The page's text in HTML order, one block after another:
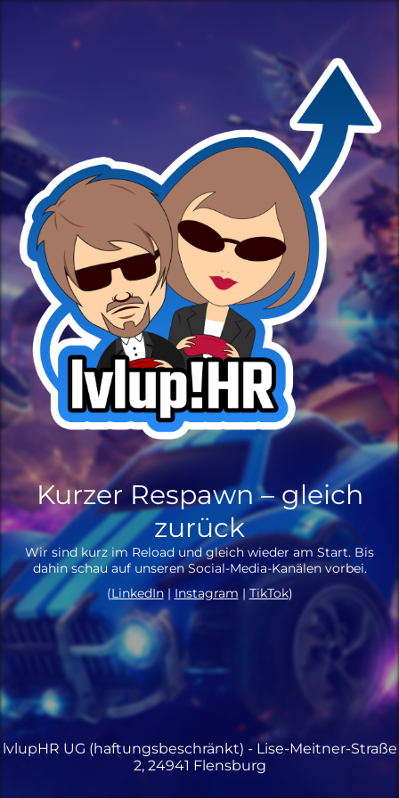
Kurzer Respawn – gleich
zurück
Wir sind kurz im Reload und gleich wieder am Start. Bis
dahin schau auf unseren Social-Media-Kanälen vorbei.
(LinkedIn|Instagram | TikTok)
lvlupHR UG (haftungsbeschränkt) - Lise-Meitner-Straße
2, 24941 Flensburg